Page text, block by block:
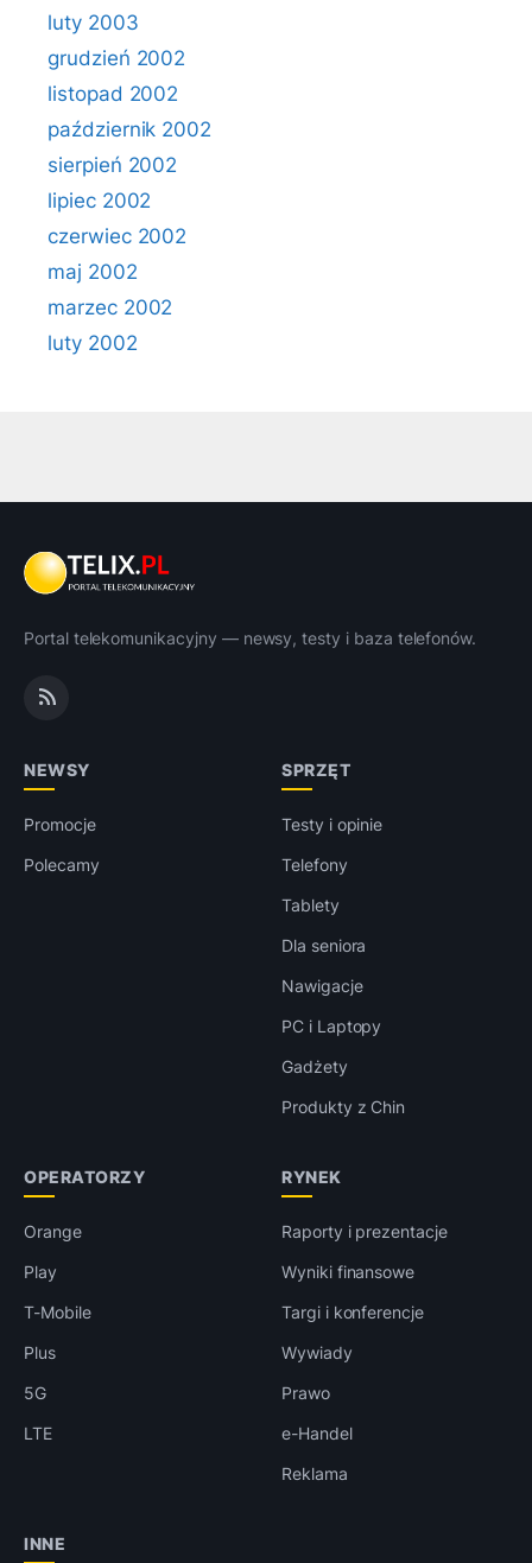
luty 2003
grudzień 2002
listopad 2002
październik 2002
sierpień 2002
lipiec 2002
czerwiec 2002
maj 2002
marzec 2002
luty 2002
Portal telekomunikacyjny — newsy, testy i baza telefonów.
NEWSY
Promocje
Polecamy
SPRZĘT
Testy i opinie
Telefony
Tablety
Dla seniora
Nawigacje
PC i Laptopy
Gadżety
Produkty z Chin
OPERATORZY
Orange
Play
T-Mobile
Plus
5G
LTE
RYNEK
Raporty i prezentacje
Wyniki finansowe
Targi i konferencje
Wywiady
Prawo
e-Handel
Reklama
INNE